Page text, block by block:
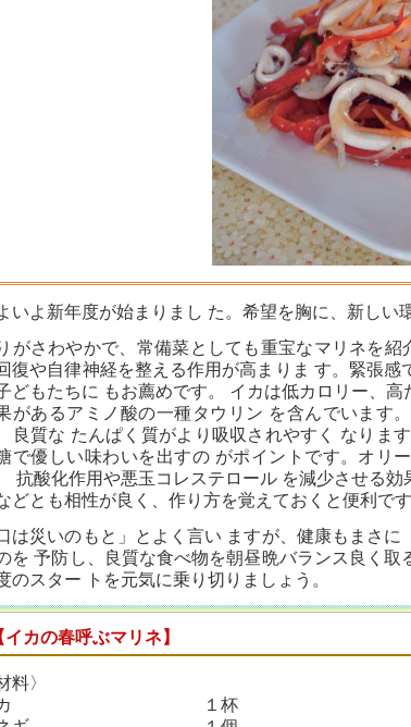
いよ新年度が始まりまし た。希望を胸に、新しい
がさわやかで、常備菜としても重宝なマリネを
復や自律神経を整える作用が高まりま す。緊張感
どもたちに もお薦めです。 イカは低カロリー、
があるアミノ酸の一種タウリン を含んでいます
良質な たんぱく質がより吸収されやすく なりま
で優しい味わいを出すの がポイントです。オリ
抗酸化作用や悪玉コレステロール を減少させる
どとも相性が良く、作り方を覚えておくと便利です
口は災いのもと」とよく言い ますが、健康もまさ
を 予防し、良質な食べ物を朝昼晩バランス良く
のスター トを元気に乗り切りましょう。
イカの春呼ぶマリネ】
料〉
カ １杯